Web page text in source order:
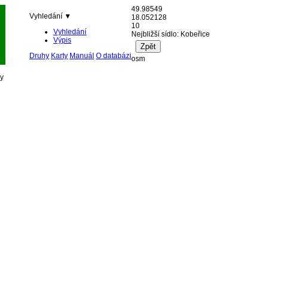
Vyhledání ▼
Vyhledání
Výpis
Druhy Karty Manuál O databázi
49.98549
18.052128
10
Nejbližší sídlo: Kobeřice
osm